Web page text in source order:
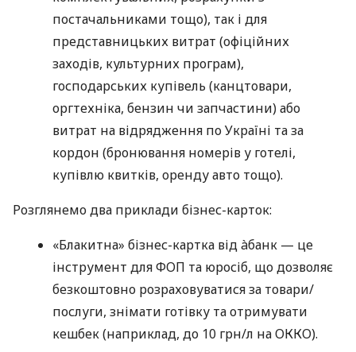
постачальниками тощо), так і для
представницьких витрат (офіційних
заходів, культурних програм),
господарських купівель (канцтовари,
оргтехніка, бензин чи запчастини) або
витрат на відрядження по Україні та за
кордон (бронювання номерів у готелі,
купівлю квитків, оренду авто тощо).
Розглянемо два приклади бізнес-карток:
«Блакитна» бізнес-картка від àбанк — це
інструмент для ФОП та юросіб, що дозволяє
безкоштовно розраховуватися за товари/
послуги, знімати готівку та отримувати
кешбек (наприклад, до 10 грн/л на ОККО).